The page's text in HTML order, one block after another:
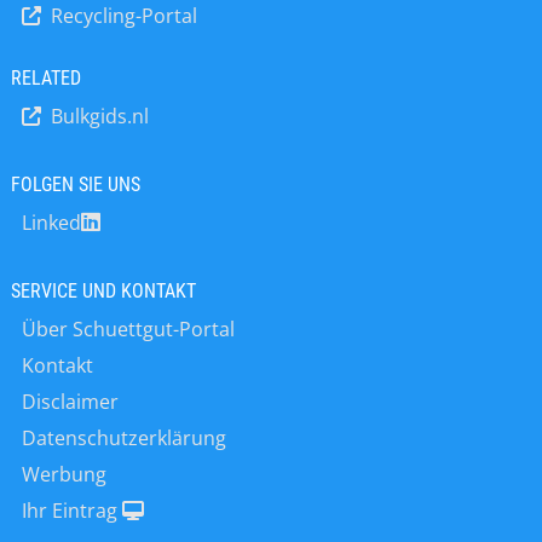
zu vereinfachen hat Scaime
erforderlich ist, und kompensiert eine
Recycling-Portal
RELATED
Bulkgids.nl
FOLGEN SIE UNS
Linked
SERVICE UND KONTAKT
Über Schuettgut-Portal
Kontakt
Disclaimer
Datenschutzerklärung
Werbung
Ihr Eintrag